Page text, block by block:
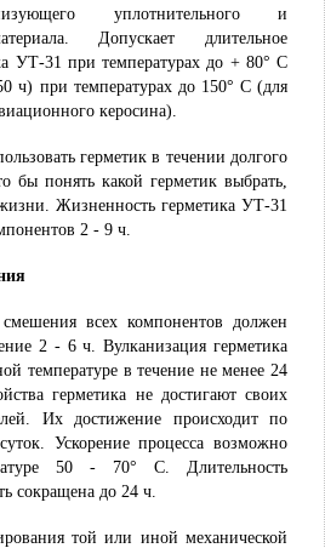
уплотнительного и
Допускает длительное
УТ-31 при температурах до + 80° С
ч) при температурах до 150° С (для
керосина).
герметик в течении долгого
бы понять какой герметик выбрать,
Жизненность герметика УТ-31
2 - 9 ч.
всех компонентов должен
2 - 6 ч. Вулканизация герметика
температуре в течение не менее 24
герметика не достигают своих
Их достижение происходит по
Ускорение процесса возможно
50 - 70° С. Дли­тельность
сокращена до 24 ч.
той или иной механической